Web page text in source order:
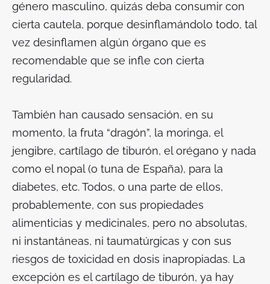
género masculino, quizás deba consumir con
cierta cautela, porque desinflamándolo todo, tal
vez desinflamen algún órgano que es
recomendable que se infle con cierta
regularidad.
También han causado sensación, en su
momento, la fruta “dragón”, la moringa, el
jengibre, cartílago de tiburón, el orégano y nada
como el nopal (o tuna de España), para la
diabetes, etc. Todos, o una parte de ellos,
probablemente, con sus propiedades
alimenticias y medicinales, pero no absolutas,
ni instantáneas, ni taumatúrgicas y con sus
riesgos de toxicidad en dosis inapropiadas. La
excepción es el cartílago de tiburón, ya hay